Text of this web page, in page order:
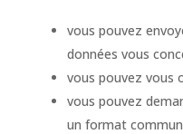
vous pouvez
données vous
vous pouvez vous
vous pouvez
un format